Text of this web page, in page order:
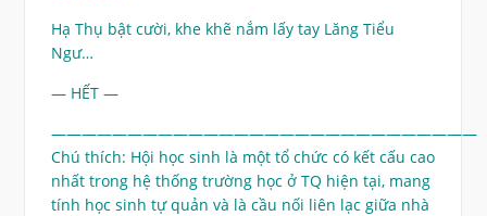
Hạ Thụ bật cười, khe khẽ nắm lấy tay Lăng Tiểu
Ngư…
— HẾT —
————————————————————————————
Chú thích: Hội học sinh là một tổ chức có kết cấu cao
nhất trong hệ thống trường học ở TQ hiện tại, mang
tính học sinh tự quản và là cầu nối liên lạc giữa nhà